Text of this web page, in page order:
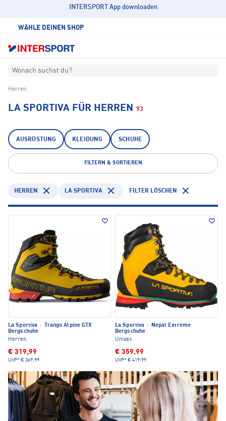
INTERSPORT App downloaden
WÄHLE DEINEN SHOP
Wonach suchst du?
Herren
LA SPORTIVA FÜR HERREN 93
AUSRÜSTUNG KLEIDUNG SCHUHE
FILTERN & SORTIEREN
HERREN LA SPORTIVA FILTER LÖSCHEN
La Sportiva ·
Trango Alpine GTX
Bergschuhe
Herren
€ 319,99
UVP* € 369,99
La Sportiva ·
Nepal Extreme
Bergschuhe
Unisex
€ 359,99
UVP* € 419,99